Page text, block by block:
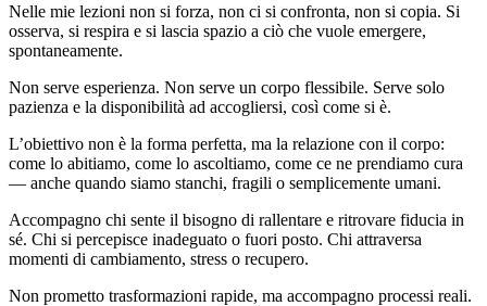
Nelle mie lezioni non si forza, non ci si confronta, non si copia. Si
osserva, si respira e si lascia spazio a ciò che vuole emergere,
spontaneamente.
Non serve esperienza. Non serve un corpo flessibile. Serve solo
pazienza e la disponibilità ad accogliersi, così come si è.
L’obiettivo non è la forma perfetta, ma la relazione con il corpo:
come lo abitiamo, come lo ascoltiamo, come ce ne prendiamo cura
— anche quando siamo stanchi, fragili o semplicemente umani.
Accompagno chi sente il bisogno di rallentare e ritrovare fiducia in
sé. Chi si percepisce inadeguato o fuori posto. Chi attraversa
momenti di cambiamento, stress o recupero.
Non prometto trasformazioni rapide, ma accompagno processi reali.